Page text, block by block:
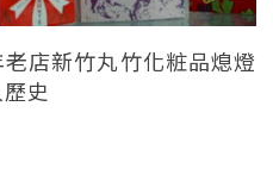
店新竹丸竹化粧品熄燈
史